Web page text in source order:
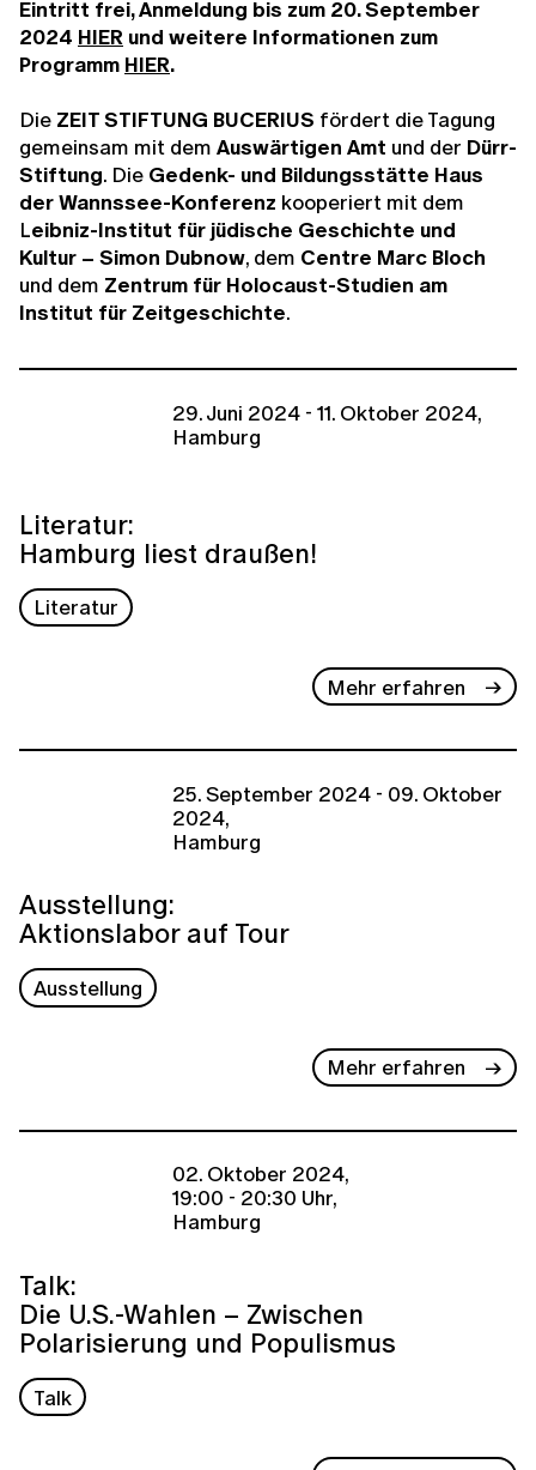
Eintritt frei, Anmeldung bis zum 20. September
2024 HIER und weitere Informationen zum
Programm HIER.
Die ZEIT STIFTUNG BUCERIUS fördert die Tagung
gemeinsam mit dem Auswärtigen Amt und der Dürr-
Stiftung. Die Gedenk- und Bildungsstätte Haus
der Wannssee-Konferenz kooperiert mit dem
Leibniz-Institut für jüdische Geschichte und
Kultur – Simon Dubnow, dem Centre Marc Bloch
und dem Zentrum für Holocaust-Studien am
Institut für Zeitgeschichte.
29. Juni 2024 - 11. Oktober 2024,
Hamburg
Literatur:
Hamburg liest draußen!
Literatur
Mehr erfahren
25. September 2024 - 09. Oktober
2024,
Hamburg
Ausstellung:
Aktionslabor auf Tour
Ausstellung
Mehr erfahren
02. Oktober 2024,
19:00 - 20:30 Uhr,
Hamburg
Talk:
Die U.S.-Wahlen – Zwischen
Polarisierung und Populismus
Talk